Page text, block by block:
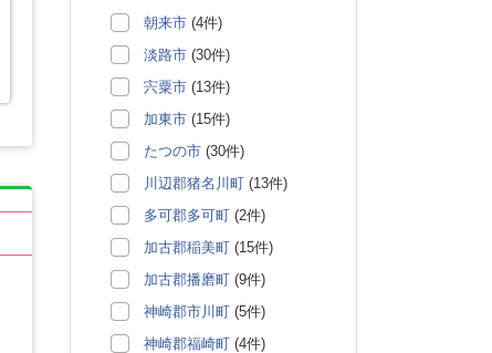
朝来市 (4件)
淡路市 (30件)
宍粟市 (13件)
加東市 (15件)
たつの市 (30件)
川辺郡猪名川町 (13件)
多可郡多可町 (2件)
加古郡稲美町 (15件)
加古郡播磨町 (9件)
神崎郡市川町 (5件)
神崎郡福崎町 (4件)